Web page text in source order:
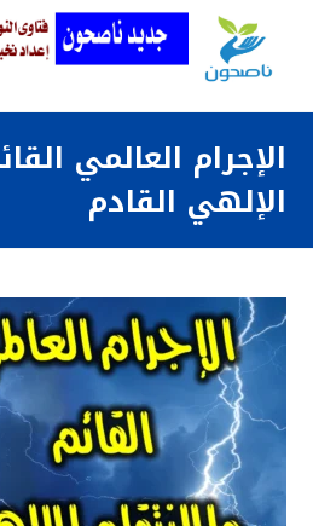
الإجرام العالمي
الإلهي القادم